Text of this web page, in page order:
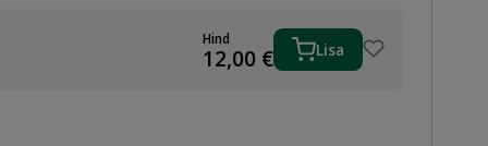
Hind
12,00 € Lisa